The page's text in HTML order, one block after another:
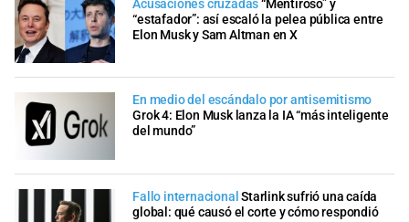
Acusaciones cruzadas“Mentiroso” y
“estafador”: así escaló la pelea pública entre
Elon Musk y Sam Altman en X
En medio del escándalo por antisemitismo
Grok 4: Elon Musk lanza la IA “más inteligente
del mundo”
Fallo internacional Starlink sufrió una caída
global: qué causó el corte y cómo respondió